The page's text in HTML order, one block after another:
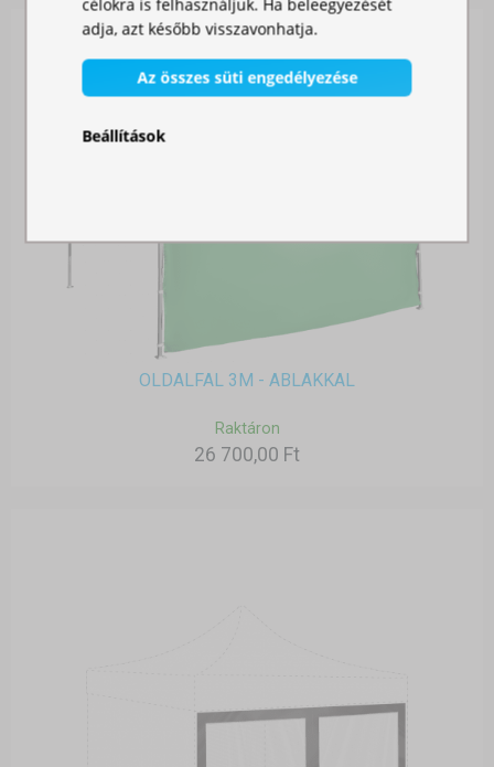
OLDALFAL 3M - ABLAKKAL
Raktáron
26 700,00 Ft
célokra is felhasználjuk. Ha beleegyezését
adja, azt később visszavonhatja.
Az összes süti engedélyezése
Beállítások